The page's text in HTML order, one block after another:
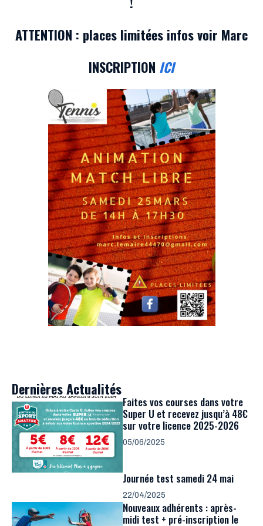
ATTENTION : places limitées infos voir Marc
INSCRIPTION ICI
Dernières Actualités
Faites vos courses dans votre
Super U et recevez jusqu’à 48€
sur votre licence 2025-2026
05/06/2025
Journée test samedi 24 mai
22/04/2025
Nouveaux adhérents : après-
midi test + pré-inscription le